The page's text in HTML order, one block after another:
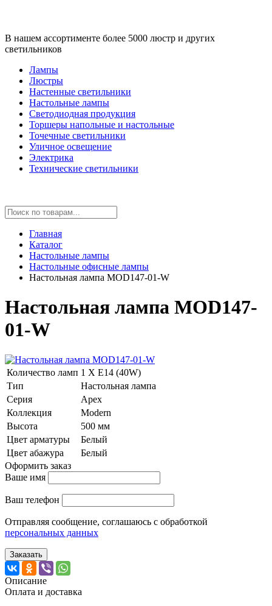
В нашем ассортименте более 5000 люстр и других
светильников
Лампы
Люстры
Настенные светильники
Настольные лампы
Светодиодная продукция
Торшеры напольные и настольные
Точечные светильники
Уличное освещение
Электрика
Технические светильники
Главная
Каталог
Настольные лампы
Настольные офисные лампы
Настольная лампа MOD147-01-W
Настольная лампа MOD147-
01-W
Количество ламп 1 Х E14 (40W)
Тип
Настольная лампа
Серия
Apex
Коллекция
Modern
Высота
500 мм
Цвет арматуры
Белый
Цвет абажура
Белый
Оформить заказ
Ваше имя
Ваш телефон
Отправляя сообщение, соглашаюсь с обработкой
персональных данных
Заказать
Описание
Оплата и доставка